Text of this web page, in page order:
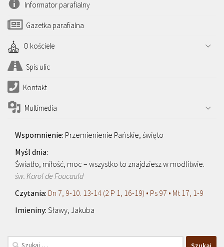
Informator parafialny
Gazetka parafialna
O kościele
Spis ulic
Kontakt
Multimedia
Przemienienie Pańskie, święto
Światło, miłość, moc – wszystko to znajdziesz w modlitwie.
św. Karol de Foucauld
Dn 7, 9-10. 13-14 (2 P 1, 16-19) • Ps 97 • Mt 17, 1-9
Sławy, Jakuba
Szukaj: